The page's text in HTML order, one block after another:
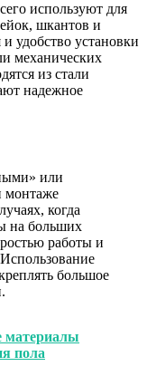
используют для
шкантов и
удобство установки
механических
из стали
надежное
или
монтаже
когда
на больших
работы и
большое
материалы
пола